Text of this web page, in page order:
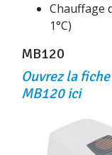
Chauffage
1°C)
MB120
Ouvrez la
MB120 ici